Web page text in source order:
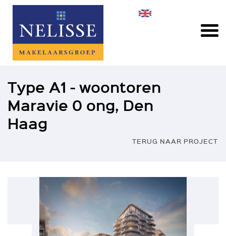
Type A1 - woontoren
Maravie 0 ong, Den
Haag
TERUG NAAR PROJECT